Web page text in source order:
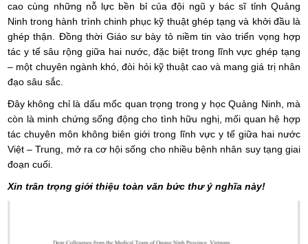
cao cùng những nỗ lực bền bỉ của đội ngũ y bác sĩ tỉnh Quảng
Ninh trong hành trình chinh phục kỹ thuật ghép tạng và khởi đầu là
ghép thận. Đồng thời Giáo sư bày tỏ niềm tin vào triển vọng hợp
tác y tế sâu rộng giữa hai nước, đặc biệt trong lĩnh vực ghép tạng
– một chuyên ngành khó, đòi hỏi kỹ thuật cao và mang giá trị nhân
đạo sâu sắc.
Đây không chỉ là dấu mốc quan trọng trong y học Quảng Ninh, mà
còn là minh chứng sống động cho tình hữu nghị, mối quan hệ hợp
tác chuyên môn không biên giới trong lĩnh vực y tế giữa hai nước
Việt – Trung, mở ra cơ hội sống cho nhiều bệnh nhân suy tạng giai
đoạn cuối.
Xin trân trọng giới thiệu toàn văn bức thư ý nghĩa này!